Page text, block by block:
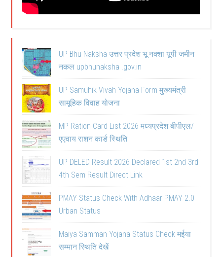
UP Bhu Naksha उत्तर प्रदेश भू नक्शा यूपी जमीन
नकल upbhunaksha .gov.in
UP Samuhik Vivah Yojana Form मुख्यमंत्री
सामूहिक विवाह योजना
MP Ration Card List 2026 मध्यप्रदेश बीपीएल/
एएवाय राशन कार्ड स्थिति
UP DELED Result 2026 Declared 1st 2nd 3rd
4th Sem Result Direct Link
PMAY Status Check With Adhaar PMAY 2.0
Urban Status
Maiya Samman Yojana Status Check मईया
सम्मान स्थिति देखें